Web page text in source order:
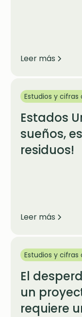
Leer más
Estudios y cifras
Estados
sueños,
residuos!
Leer más
Estudios y cifras
El
un
requiere